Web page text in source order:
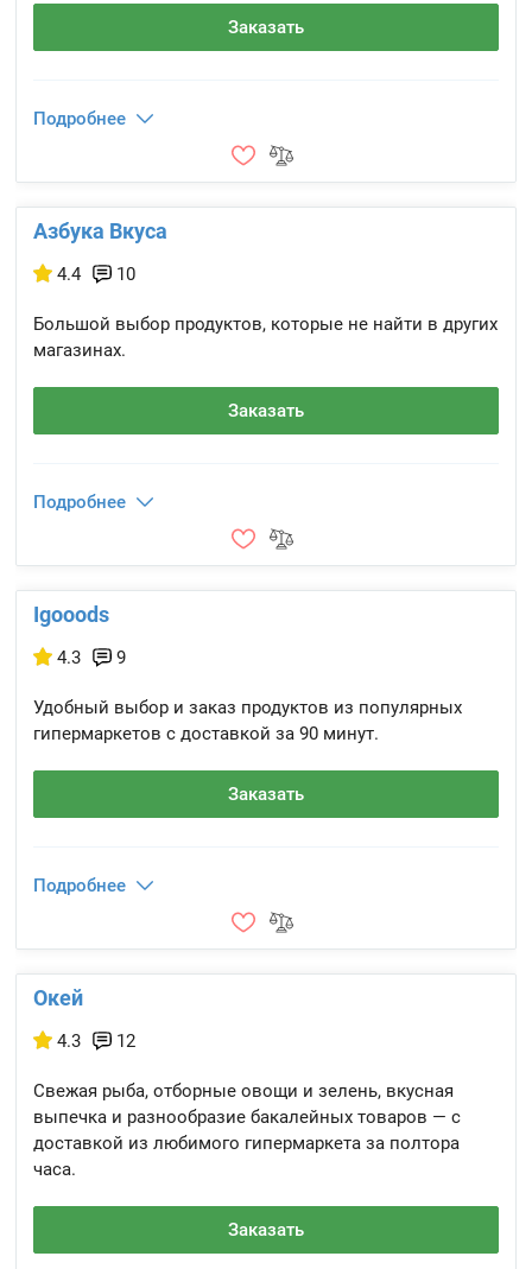
Заказать
Подробнее
Азбука Вкуса
4.4 10
Большой выбор продуктов, которые не найти в других
магазинах.
Заказать
Подробнее
Igooods
4.3 9
Удобный выбор и заказ продуктов из популярных
гипермаркетов с доставкой за 90 минут.
Заказать
Подробнее
Окей
4.3 12
Свежая рыба, отборные овощи и зелень, вкусная
выпечка и разнообразие бакалейных товаров — с
доставкой из любимого гипермаркета за полтора
часа.
Заказать